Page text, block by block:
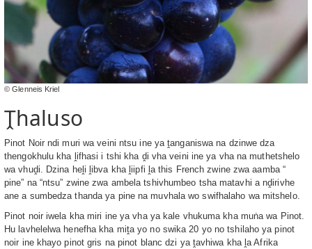
© Glenneis Kriel
Ṱhaluso
Pinot Noir ndi muri wa veini ntsu ine ya ṱanganiswa na dzinwe dza
thengokhulu kha ḽifhasi i tshi kha ḓi vha veini ine ya vha na muthetshelo
wa vhuḓi. Dzina heḽi ḽibva kha ḽiipfi ḽa this French zwine zwa aamba “
pine” na “ntsu” zwine zwa ambela tshivhumbeo tsha matavhi a nḓirivhe
ane a sumbedza thanda ya pine na muvhala wo swifhalaho wa mitshelo.
Pinot noir iwela kha miri ine ya vha ya kale vhukuma kha muṅa wa Pinot.
Hu lavhelelwa henefha kha miṱa yo no swika 20 yo no tshilaho ya pinot
noir ine khayo pinot gris na pinot blanc dzi ya ṱavhiwa kha ḽa Afrika